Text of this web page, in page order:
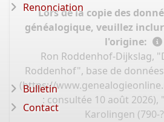
Lors de la copie des
généalogique, veuillez
l'origine:
Ron Roddenhof-Dijkslag,
Roddenhof", base de
(https://
: consultée 10 août 2026),
Karolingen (790-
Renonciation
Bulletin
Contact